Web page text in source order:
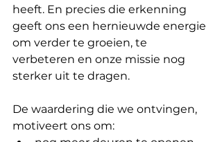
heeft. En precies die erkenning
geeft ons een hernieuwde energie
om verder te groeien, te
verbeteren en onze missie nog
sterker uit te dragen.
De waardering die we ontvingen,
motiveert ons om: